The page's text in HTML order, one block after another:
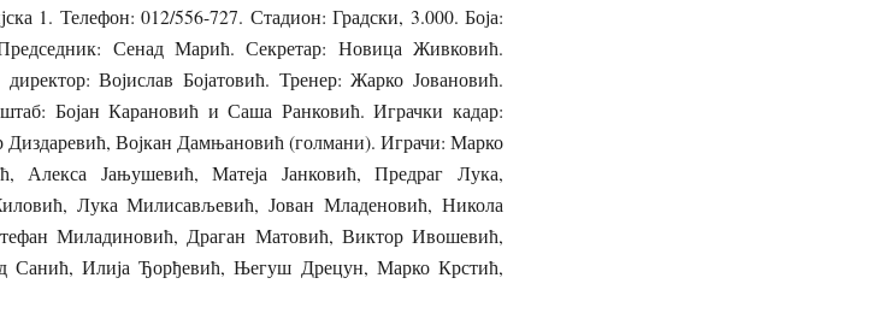
1. Телефон: 012/556-727. Стадион: Градски, 3.000. Боја:
Сенад Марић. Секретар: Новица Живковић.
Војислав Бојатовић. Тренер: Жарко Јовановић.
Бојан Карановић и Саша Ранковић. Играчки кадар:
Војкан Дамњановић (голмани). Играчи: Марко
Алекса Јањушевић, Матеја Јанковић, Предраг Лука,
Лука Милисављевић, Јован Младеновић, Никола
Миладиновић, Драган Матовић, Виктор Ивошевић,
Санић, Илија Ђорђевић, Његуш Дрецун, Марко Крстић,